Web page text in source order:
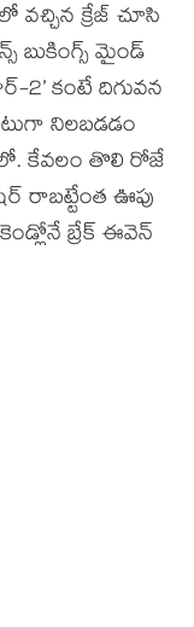
వచ్చిన క్రేజ్ చూసి
బుకింగ్స్ మైండ్
2’ కంటే దిగువన
నిలబడడం
కేవలం తొలి రోజే
రాబట్టేంత ఊపు
బ్రేక్ ఈవెన్